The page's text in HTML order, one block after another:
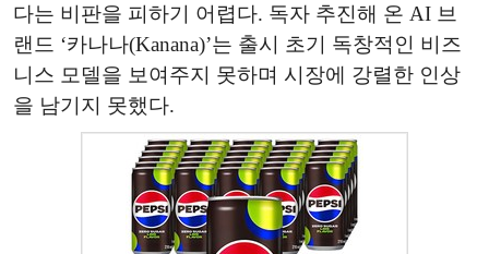
다는 비판을 피하기 어렵다. 독자 추진해 온 AI 브
랜드 ‘카나나(Kanana)’는 출시 초기 독창적인 비즈
니스 모델을 보여주지 못하며 시장에 강렬한 인상
을 남기지 못했다.